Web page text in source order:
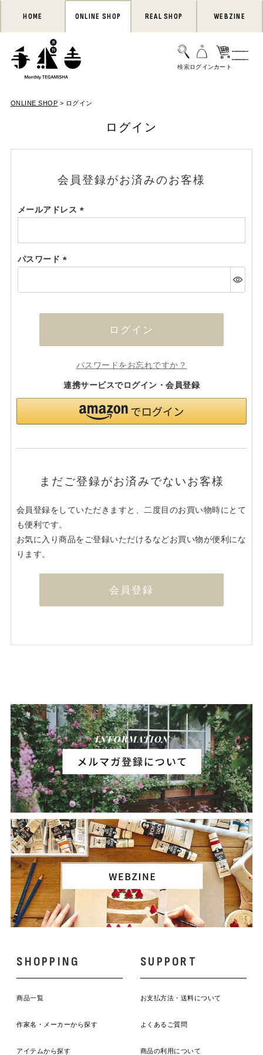
HOME ONLINE SHOP REAL SHOP WEBZINE
ONLINE SHOP ログイン
ログイン
会員登録がお済みのお客様
メールアドレス
須)
パスワード
須)
ログイン
パスワードをお忘れですか？
連携サービスでログイン・会員登録
まだご登録がお済みでないお客様
会員登録をしていただきますと、二度目のお買い物時にとて
も便利です。
お気に入り商品をご登録いただけるなどお買い物が便利にな
ります。
会員登録
SHOPPING
商品一覧
作家名・メーカーから探す
アイテムから探す
SUPPORT
お支払方法・送料について
よくあるご質問
商品の利用について